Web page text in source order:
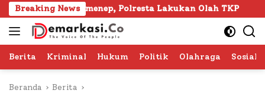
Langsung
ke
konten
Breaking NewsPolresta Lakukan Olah TKP 103 Kafilah
Berita Kriminal Hukum Politik Olahraga Sosial
Beranda Berita